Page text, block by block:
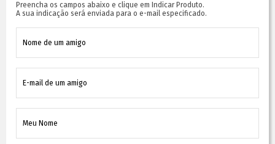
Preencha os campos abaixo e clique em Indicar Produto.
A sua indicação será enviada para o e-mail especificado.